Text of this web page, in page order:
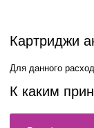
Картриджи
Для данного
К каким